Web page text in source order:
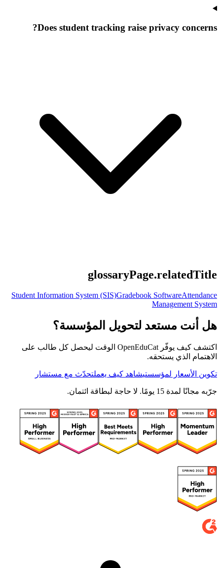
Does student tracking raise privacy concerns?
glossaryPage.relatedTitle
Student Information System (SIS)Gradebook SoftwareAttendance
Management System
هل أنت مستعد لتحويل المؤسسة؟
اكتشف كيف يوفّر OpenEduCat الوقت ليحصل كل طالب على
الاهتمام الذي يستحقه.
تكوين الأسعار لمؤسستيشاهد كيف يعملتحدّث مع مستشار
جرّبه مجانًا لمدة 15 يومًا. لا حاجة لبطاقة ائتمان.